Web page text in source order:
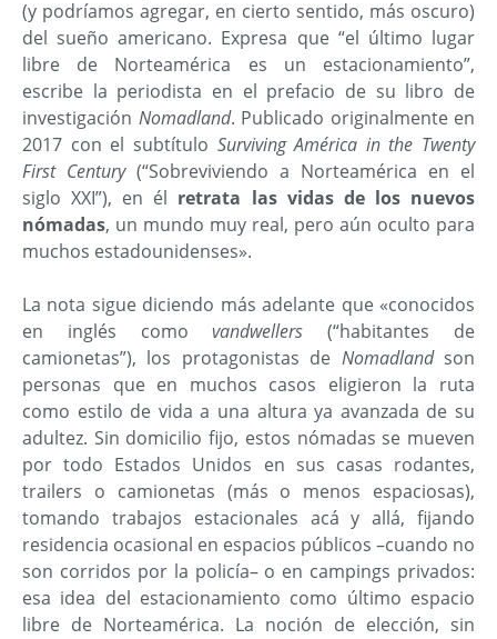
(y podríamos agregar, en cierto sentido, más oscuro)
del sueño americano. Expresa que “el último lugar
libre de Norteamérica es un estacionamiento”,
escribe la periodista en el prefacio de su libro de
investigación Nomadland. Publicado originalmente en
2017 con el subtítulo Surviving América in the Twenty
First Century (“Sobreviviendo a Norteamérica en el
siglo XXI”), en él retrata las vidas de los nuevos
nómadas, un mundo muy real, pero aún oculto para
muchos estadounidenses».
La nota sigue diciendo más adelante que «conocidos
en inglés comovandwellers(“habitantes de
camionetas”), los protagonistas de Nomadland son
personas que en muchos casos eligieron la ruta
como estilo de vida a una altura ya avanzada de su
adultez. Sin domicilio fijo, estos nómadas se mueven
por todo Estados Unidos en sus casas rodantes,
trailers o camionetas (más o menos espaciosas),
tomando trabajos estacionales acá y allá, fijando
residencia ocasional en espacios públicos –cuando no
son corridos por la policía– o en campings privados:
esa idea del estacionamiento como último espacio
libre de Norteamérica. La noción de elección, sin